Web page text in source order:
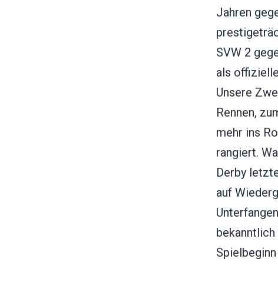
Jahren
SVW 2
als
Unsere
Rennen,
mehr ins
rangiert.
Derby
auf